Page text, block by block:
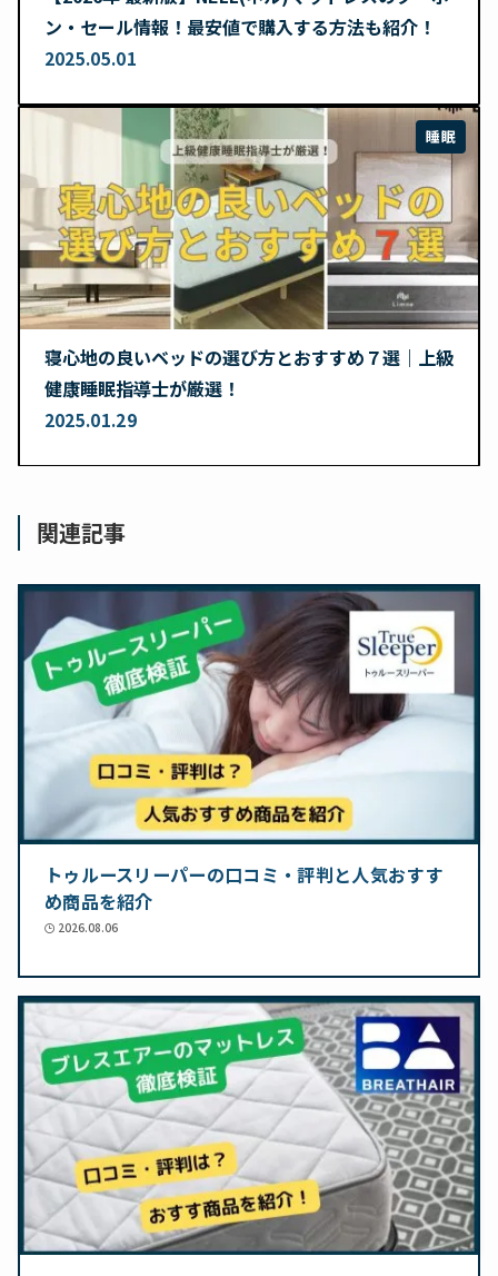
ン・セール情報！最安値で購入する方法も紹介！
2025.05.01
睡眠
寝心地の良いベッドの選び方とおすすめ７選｜上級
健康睡眠指導士が厳選！
2025.01.29
関連記事
トゥルースリーパーの口コミ・評判と人気おすす
め商品を紹介
2026.08.06